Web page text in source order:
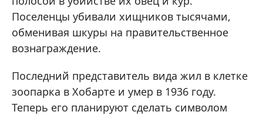
Поселенцы убивали хищников тысячами,
обменивая шкуры на правительственное
вознаграждение.
Последний представитель вида жил в клетке
зоопарка в Хобарте и умер в 1936 году.
Теперь его планируют сделать символом